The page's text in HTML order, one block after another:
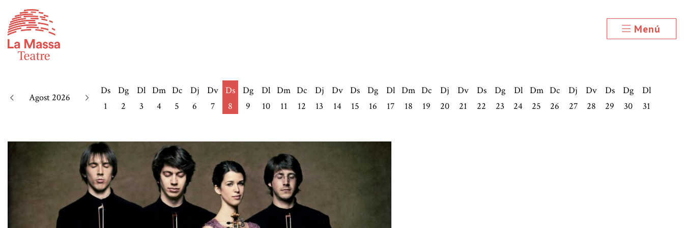
Menú
Agost 2026
Ds
1
Dg
2
Dl
3
Dm
4
Dc
5
Dj
6
Dv
7
Ds
8
Dg
9
Dl
10
Dm
11
Dc
12
Dj
13
Dv
14
Ds
15
Dg
16
Dl
17
Dm
18
Dc
19
Dj
20
Dv
21
Ds
22
Dg
23
Dl
24
Dm
25
Dc
26
Dj
27
Dv
28
Ds
29
Dg
30
Dl
31